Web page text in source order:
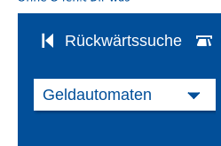
Rückwärtssuche